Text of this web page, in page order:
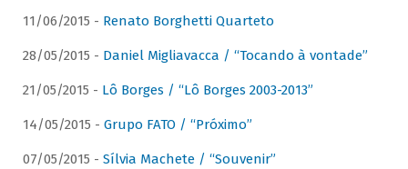
11/06/2015 - Renato Borghetti Quarteto
28/05/2015 - Daniel Migliavacca / “Tocando à vontade”
21/05/2015 - Lô Borges / “Lô Borges 2003-2013”
14/05/2015 - Grupo FATO / “Próximo”
07/05/2015 - Sílvia Machete / “Souvenir”